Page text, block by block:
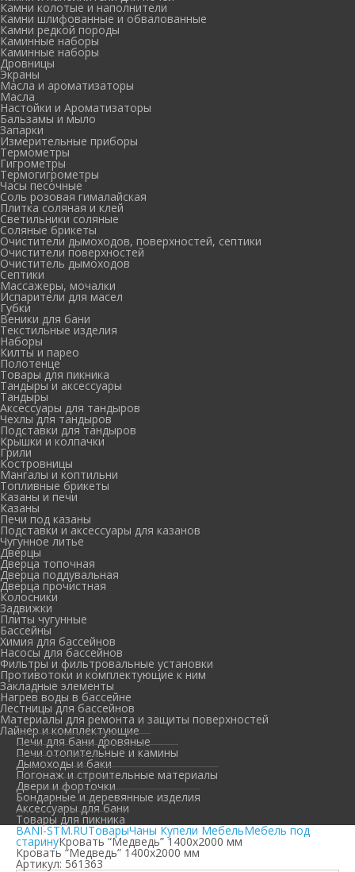
Камни колотые и наполнители
Камни шлифованные и обвалованные
Камни редкой породы
Каминные наборы
Каминные наборы
Дровницы
Экраны
Масла и ароматизаторы
Масла
Настойки и Ароматизаторы
Бальзамы и мыло
Запарки
Измерительные приборы
Термометры
Гигрометры
Термогигрометры
Часы песочные
Соль розовая гималайская
Плитка соляная и клей
Светильники соляные
Соляные брикеты
Очистители дымоходов, поверхностей, септики
Очистители поверхностей
Очиститель дымоходов
Септики
Массажеры, мочалки
Испарители для масел
Губки
Веники для бани
Текстильные изделия
Наборы
Килты и парео
Полотенце
Товары для пикника
Тандыры и аксессуары
Тандыры
Аксессуары для тандыров
Чехлы для тандыров
Подставки для тандыров
Крышки и колпачки
Грили
Костровницы
Мангалы и коптильни
Топливные брикеты
Казаны и печи
Казаны
Печи под казаны
Подставки и аксессуары для казанов
Чугунное литье
Дверцы
Дверца топочная
Дверца поддувальная
Дверца прочистная
Колосники
Задвижки
Плиты чугунные
Бассейны
Химия для бассейнов
Насосы для бассейнов
Фильтры и фильтровальные установки
Противотоки и комплектующие к ним
Закладные элементы
Нагрев воды в бассейне
Лестницы для бассейнов
Материалы для ремонта и защиты поверхностей
Лайнер и комплектующие
Печи для бани дровяные
Печи отопительные и камины
Дымоходы и баки
Погонаж и строительные материалы
Двери и форточки
Бондарные и деревянные изделия
Аксессуары для бани
Товары для пикника
BANI-STM.RUТоварыЧаны Купели МебельМебель под
старинуКровать “Медведь” 1400х2000 мм
Кровать “Медведь” 1400х2000 мм
Артикул: 561363